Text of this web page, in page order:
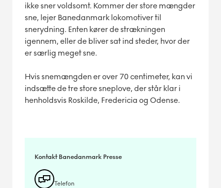
ikke sner voldsomt. Kommer der store mængder
sne, lejer Banedanmark lokomotiver til
snerydning. Enten kører de strækningen
igennem, eller de bliver sat ind steder, hvor der
er særlig meget sne.
Hvis snemængden er over 70 centimeter, kan vi
indsætte de tre store sneplove, der står klar i
henholdsvis Roskilde, Fredericia og Odense.
Kontakt Banedanmark Presse
Telefon